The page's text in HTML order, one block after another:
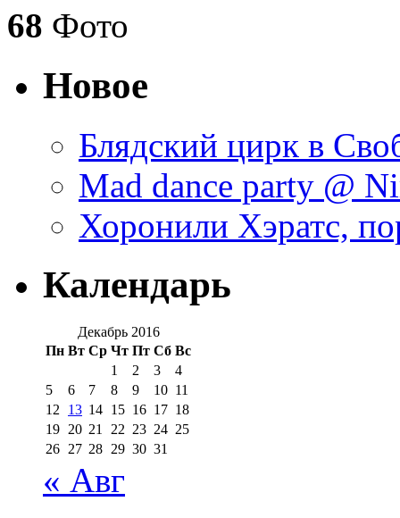
68 Фото
Новое
Блядский цирк в
Mad dance party @
Хоронили Хэратс,
Календарь
Декабрь 2016
Пн Вт Ср Чт Пт Сб Вс
1
2 3
4
5
6 7 8 9 10 11
12
13 14 15 16 17 18
19 20 21 22 23 24 25
26 27 28 29 30 31
« Авг